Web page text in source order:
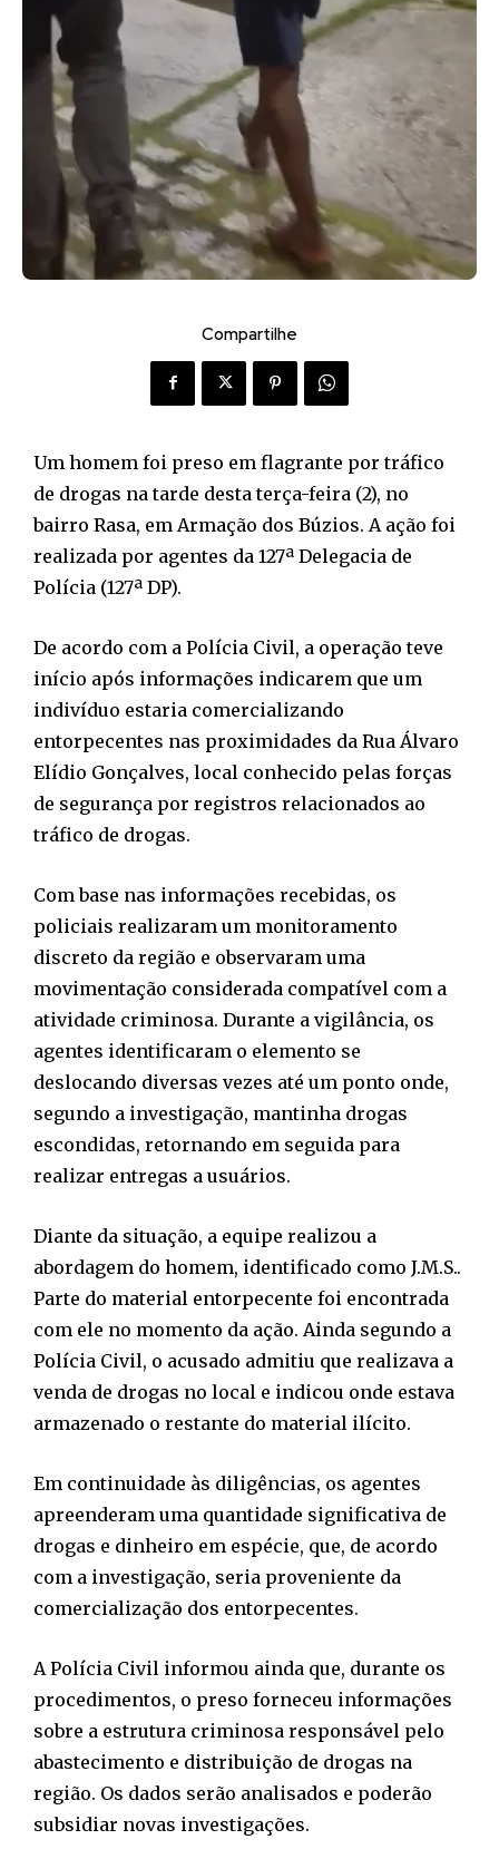
Compartilhe
Um homem foi preso em flagrante por tráfico
de drogas na tarde desta terça-feira (2), no
bairro Rasa, em Armação dos Búzios. A ação foi
realizada por agentes da 127ª Delegacia de
Polícia (127ª DP).
De acordo com a Polícia Civil, a operação teve
início após informações indicarem que um
indivíduo estaria comercializando
entorpecentes nas proximidades da Rua Álvaro
Elídio Gonçalves, local conhecido pelas forças
de segurança por registros relacionados ao
tráfico de drogas.
Com base nas informações recebidas, os
policiais realizaram um monitoramento
discreto da região e observaram uma
movimentação considerada compatível com a
atividade criminosa. Durante a vigilância, os
agentes identificaram o elemento se
deslocando diversas vezes até um ponto onde,
segundo a investigação, mantinha drogas
escondidas, retornando em seguida para
realizar entregas a usuários.
Diante da situação, a equipe realizou a
abordagem do homem, identificado como J.M.S..
Parte do material entorpecente foi encontrada
com ele no momento da ação. Ainda segundo a
Polícia Civil, o acusado admitiu que realizava a
venda de drogas no local e indicou onde estava
armazenado o restante do material ilícito.
Em continuidade às diligências, os agentes
apreenderam uma quantidade significativa de
drogas e dinheiro em espécie, que, de acordo
com a investigação, seria proveniente da
comercialização dos entorpecentes.
A Polícia Civil informou ainda que, durante os
procedimentos, o preso forneceu informações
sobre a estrutura criminosa responsável pelo
abastecimento e distribuição de drogas na
região. Os dados serão analisados e poderão
subsidiar novas investigações.